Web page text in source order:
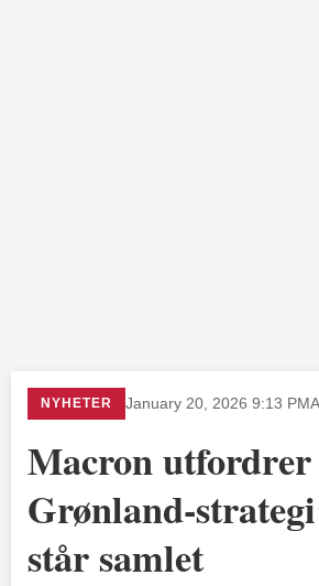
NYHETER January 20, 2026 9:13 PM
Macron
Grønland-
står samlet